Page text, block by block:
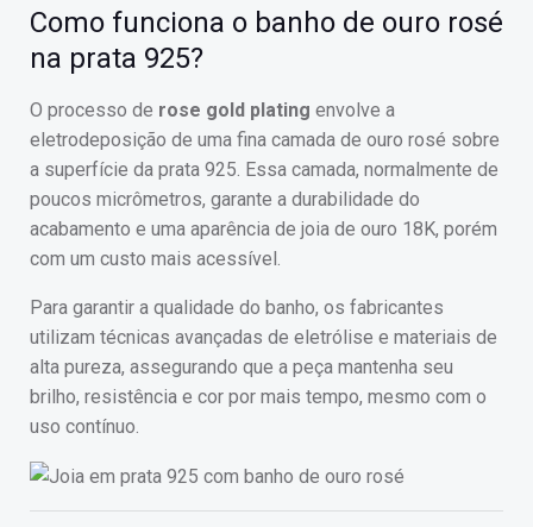
Como funciona o banho de ouro rosé
na prata 925?
O processo de rose gold plating envolve a
eletrodeposição de uma fina camada de ouro rosé sobre
a superfície da prata 925. Essa camada, normalmente de
poucos micrômetros, garante a durabilidade do
acabamento e uma aparência de joia de ouro 18K, porém
com um custo mais acessível.
Para garantir a qualidade do banho, os fabricantes
utilizam técnicas avançadas de eletrólise e materiais de
alta pureza, assegurando que a peça mantenha seu
brilho, resistência e cor por mais tempo, mesmo com o
uso contínuo.